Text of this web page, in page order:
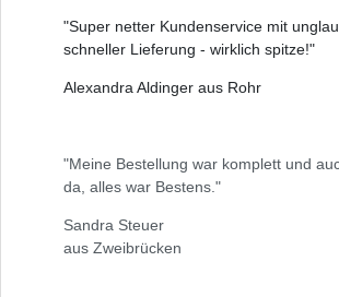
"Super netter Kundenservice mit
schneller Lieferung - wirklich spitze!"
Alexandra Aldinger aus Rohr
"Meine Bestellung war komplett und
da, alles war Bestens."
Sandra Steuer
aus Zweibrücken